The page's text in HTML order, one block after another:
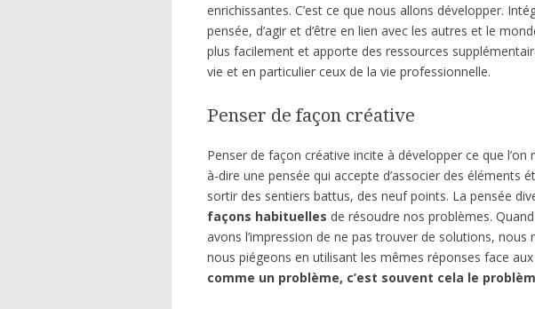
enrichissantes. C’est ce que nous allons développer.
pensée, d’agir et d’être en lien avec les autres et le
plus facilement et apporte des ressources
vie et en particulier ceux de la vie professionnelle.
Penser de façon créative
Penser de façon créative incite à développer ce que l’on
à-dire une pensée qui accepte d’associer des éléments
sortir des sentiers battus, des neuf points. La pensée
façons habituelles de résoudre nos problèmes.
avons l’impression de ne pas trouver de solutions,
nous piégeons en utilisant les mêmes réponses face
comme un problème, c’est souvent cela le